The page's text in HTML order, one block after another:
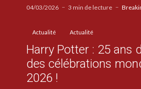
04/03/2026 3 min de lecture
Actualité Actualité
Harry Potter : 25 ans
des célébrations
2026 !